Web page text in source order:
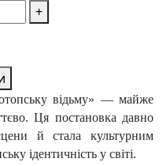
+
відьму» — майже
Ця постановка давно
й стала культурним
ідентичність у світі.